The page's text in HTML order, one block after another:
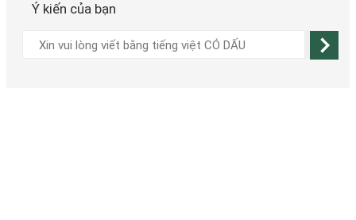
Ý kiến của bạn